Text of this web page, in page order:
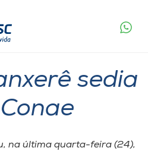
sedia
na última quarta-feira (24),